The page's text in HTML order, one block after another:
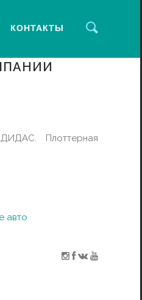
КОНТАКТЫ
Плоттерная
авто